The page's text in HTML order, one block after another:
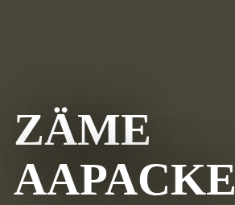
ZÄME
AAPACKE